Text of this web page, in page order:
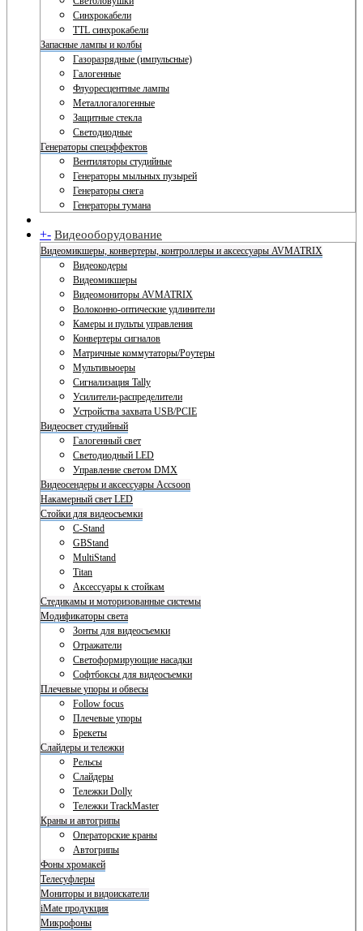
Синхрокабели
TTL синхрокабели
Запасные лампы и колбы
Газоразрядные (импульсные)
Галогенные
Флуоресцентные лампы
Металлогалогенные
Защитные стекла
Светодиодные
Генераторы спецэффектов
Вентиляторы студийные
Генераторы мыльных пузырей
Генераторы снега
Генераторы тумана
+- Видеооборудование
Видеомикшеры, конвертеры, контроллеры и аксессуары AVMATRIX
Видеокодеры
Видеомикшеры
Видеомониторы AVMATRIX
Волоконно-оптические удлинители
Камеры и пульты управления
Конвертеры сигналов
Матричные коммутаторы/Роутеры
Мультивьюеры
Сигнализация Tally
Усилители-распределители
Устройства захвата USB/PCIE
Видеосвет студийный
Галогенный свет
Светодиодный LED
Управление светом DMX
Видеосендеры и аксессуары Accsoon
Накамерный свет LED
Стойки для видеосъемки
C-Stand
GBStand
MultiStand
Titan
Аксессуары к стойкам
Стедикамы и моторизованные системы
Модификаторы света
Зонты для видеосъемки
Отражатели
Светоформирующие насадки
Софтбоксы для видеосъемки
Плечевые упоры и обвесы
Follow focus
Плечевые упоры
Брекеты
Слайдеры и тележки
Рельсы
Слайдеры
Тележки Dolly
Тележки TrackMaster
Краны и автогрипы
Операторские краны
Автогрипы
Фоны хромакей
Телесуфлеры
Мониторы и видоискатели
iMate продукция
Микрофоны